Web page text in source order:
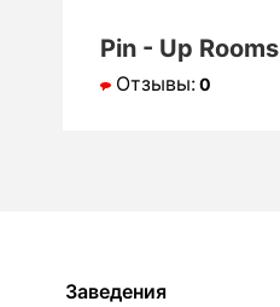
Pin - Up Rooms
Отзывы:0
Заведения